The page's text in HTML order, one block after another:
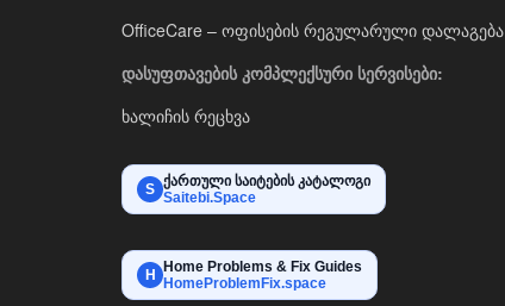
OfficeCare – ოფისების რეგულარული დალაგება
დასუფთავების კომპლექსური სერვისები:
ხალიჩის რეცხვა
S ქართული საიტების კატალოგი
Saitebi.Space
H Home Problems & Fix Guides
HomeProblemFix.space